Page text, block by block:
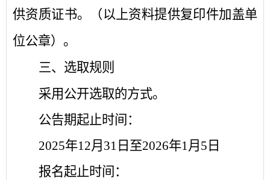
供资质证书。（以上资料提供复印件加盖单
位公章）。
三、选取规则
采用公开选取的方式。
公告期起止时间：
2025年12月31日至2026年1月5日
报名起止时间：